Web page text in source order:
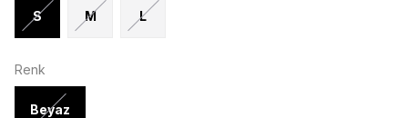
S M L
Renk
Beyaz